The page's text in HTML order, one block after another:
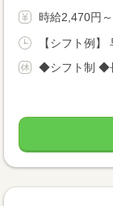
時給2,470円
【シフト例
◆シフト制 ◆